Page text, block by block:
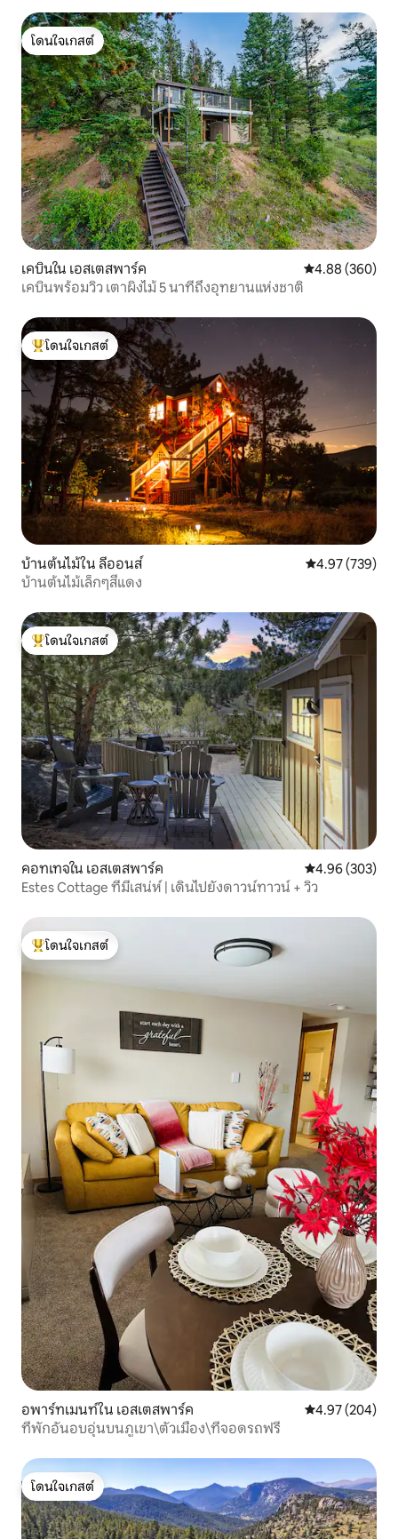
โดนใจเกสต์
โดนใจเกสต์
เคบินใน เอสเตสพาร์ค คะแนนเฉลี่ย
4.88 (360)
เคบินพร้อมวิว เตาผิงไม้ 5 นาทีถึงอุทยานแห่งชาติ
โดนใจเกสต์ที่สุด
โดนใจเกสต์
บ้านต้นไม้ใน ลีออนส์ คะแนนเฉลี่ย
4.97 (739)
บ้านต้นไม้เล็กๆสีแดง
โดนใจเกสต์ที่สุด
โดนใจเกสต์
คอทเทจใน เอสเตสพาร์ค คะแนนเฉลี่ย
4.96 (303)
Estes Cottage ที่มีเสน่ห์ | เดินไปยังดาวน์ทาวน์ + วิว
โดนใจเกสต์ที่สุด
โดนใจเกสต์
อพาร์ทเมนท์ใน เอสเตสพาร์ค คะแนนเฉลี่ย
4.97 (204)
ที่พักอันอบอุ่นบนภูเขา\ตัวเมือง\ที่จอดรถฟรี
โดนใจเกสต์
โดนใจเกสต์